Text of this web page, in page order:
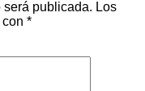
será publicada. Los
*